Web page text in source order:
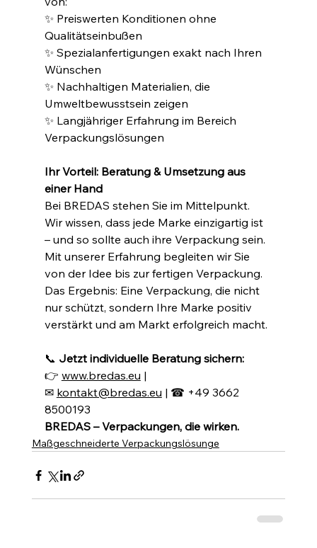
✨ Preiswerten Konditionen ohne
Qualitätseinbußen
✨ Spezialanfertigungen exakt nach Ihren
Wünschen
✨ Nachhaltigen Materialien, die
Umweltbewusstsein zeigen
✨ Langjähriger Erfahrung im Bereich
Verpackungslösungen
Ihr Vorteil: Beratung & Umsetzung aus
einer Hand
Bei BREDAS stehen Sie im Mittelpunkt.
Wir wissen, dass jede Marke einzigartig ist
– und so sollte auch ihre Verpackung sein.
Mit unserer Erfahrung begleiten wir Sie
von der Idee bis zur fertigen Verpackung.
Das Ergebnis: Eine Verpackung, die nicht
nur schützt, sondern Ihre Marke positiv
verstärkt und am Markt erfolgreich macht.
📞 Jetzt individuelle Beratung sichern:
👉 www.bredas.eu |
✉ kontakt@bredas.eu | ☎ +49 3662
8500193
BREDAS – Verpackungen, die wirken.
Maßgeschneiderte Verpackungslösunge